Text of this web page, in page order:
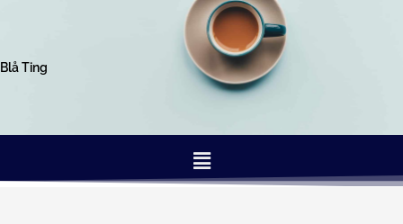
Blå Ting
Menu